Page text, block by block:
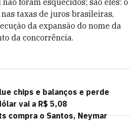
foram esquecidos; são eles: o
taxas de juros brasileiras,
da expansão do nome da
da concorrência.
chips e balanços e perde
vai a R$ 5,08
compra o Santos, Neymar